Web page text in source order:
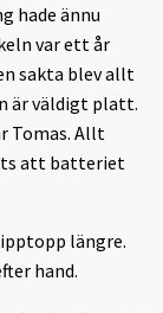
hade ännu
var ett år
sakta blev allt
är väldigt platt.
Tomas. Allt
att batteriet
längre.
hand.